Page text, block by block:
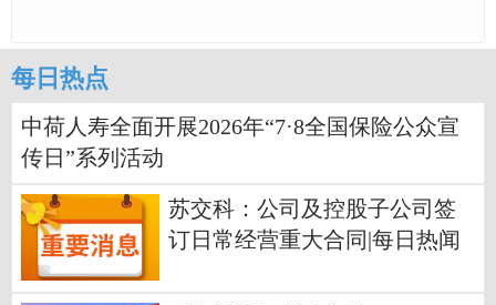
每日热点
中荷人寿全面开展2026年“7·8全国保险公众宣
传日”系列活动
苏交科：公司及控股子公司签
订日常经营重大合同|每日热闻